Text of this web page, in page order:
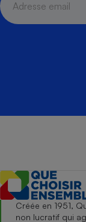
Créée en 1951,
non lucratif qui